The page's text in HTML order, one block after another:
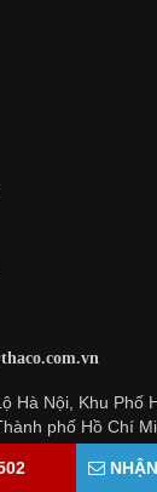
Hà Nội, Khu Phố
phố Hồ Chí